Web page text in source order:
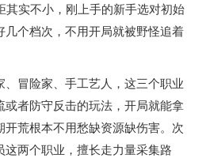
其实不小，刚上手的新手选对初始
几个档次，不用开局就被野怪追着
冒险家、手工艺人，这三个职业
或者防守反击的玩法，开局就能拿
荒根本不用愁缺资源缺伤害。次
两个职业，擅长走力量采集路